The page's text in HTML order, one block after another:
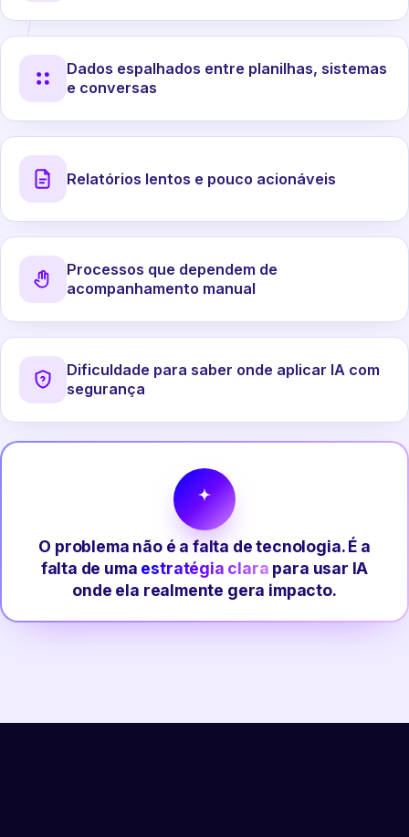
Dados espalhados entre planilhas, sistemas
e conversas
Relatórios lentos e pouco acionáveis
Processos que dependem de
acompanhamento manual
Dificuldade para saber onde aplicar IA com
segurança
O problema não é a falta de tecnologia. É a
falta de uma estratégia clara para usar IA
onde ela realmente gera impacto.